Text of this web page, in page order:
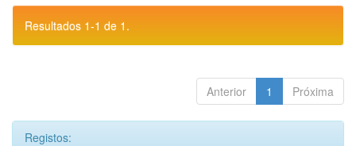
Resultados 1-1 de 1.
Anterior 1 Próxima
Registos: